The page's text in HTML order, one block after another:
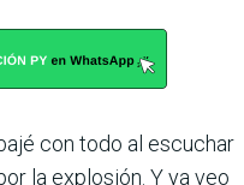
con todo al escuchar
la explosión. Y ya veo